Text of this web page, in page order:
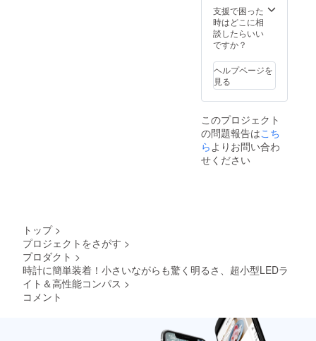
支援で困った
時はどこに相
談したらいい
ですか？
ヘルプページを
見る
このプロジェクト
の問題報告はこち
ら よりお問い合わ
せください
トップ >
プロジェクトをさがす >
プロダクト >
時計に簡単装着！小さいながらも驚く明るさ、超小型LEDラ
イト＆高性能コンパス >
コメント